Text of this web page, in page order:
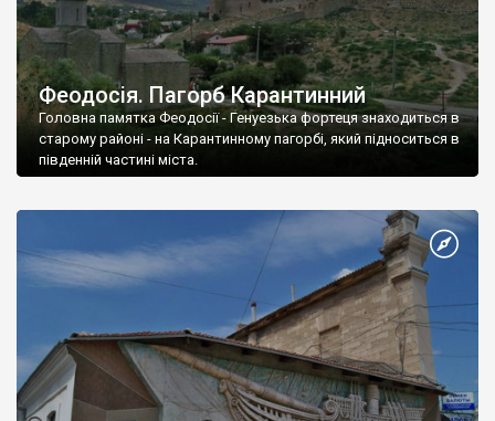
Феодосія. Пагорб Карантинний
Головна памятка Феодосії - Генуезька фортеця знаходиться в
старому районі - на Карантинному пагорбі, який підноситься в
південній частині міста.